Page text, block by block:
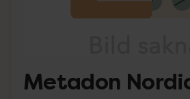
Metadon